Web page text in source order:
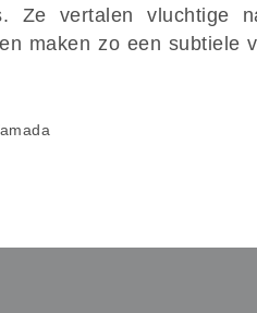
Ze vertalen vluchtige
maken zo een subtiele